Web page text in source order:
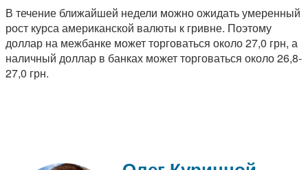
В течение ближайшей недели можно ожидать умеренный
рост курса американской валюты к гривне. Поэтому
доллар на межбанке может торговаться около 27,0 грн, а
наличный доллар в банках может торговаться около 26,8-
27,0 грн.